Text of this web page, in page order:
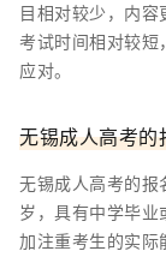
目相对较少，内
考试时间相对较短
应对。
无锡成人高考的
无锡成人高考的报
岁，具有中学毕
加注重考生的实际